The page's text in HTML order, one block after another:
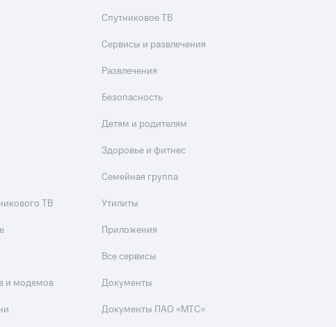
ТВ
и модемов
Спутниковое ТВ
Сервисы и развлечения
Развлечения
Безопасность
Детям и родителям
Здоровье и фитнес
Семейная группа
Утилиты
Приложения
Все сервисы
Документы
Документы ПАО «МТС»